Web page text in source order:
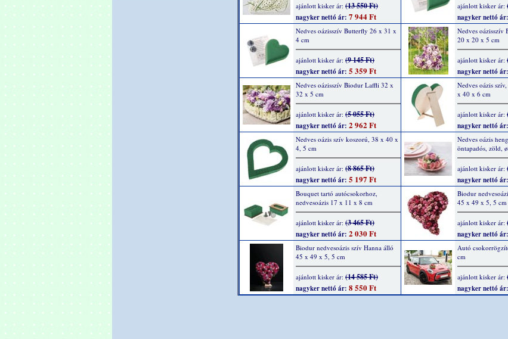
ajánlott kisker ár: (13 550 Ft)
nagyker nettó ár: 7 944 Ft
ajánlott kisker ár:
nagyker nettó ár:
Nedves oázisszív Butterfly 26 x 31 x
4 cm
ajánlott kisker ár: (9 145 Ft)
nagyker nettó ár: 5 359 Ft
Nedves
20 x 20 x 5 cm
ajánlott kisker ár:
nagyker nettó ár:
Nedves oázisszív Biodur Laffli 32 x
32 x 5 cm
ajánlott kisker ár: (5 055 Ft)
nagyker nettó ár: 2 962 Ft
Nedves oázis
x 40 x 6 cm
ajánlott kisker ár:
nagyker nettó ár:
Nedves oázis szív koszorú, 38 x 40 x
4, 5 cm
ajánlott kisker ár: (8 865 Ft)
nagyker nettó ár: 5 197 Ft
Nedves oázis
öntapadós, zöld,
ajánlott kisker ár:
nagyker nettó ár:
Bouquet tartó autócsokorhoz,
nedvesoázis 17 x 11 x 8 cm
ajánlott kisker ár: (3 465 Ft)
nagyker nettó ár: 2 030 Ft
Biodur
45 x 49 x 5, 5 cm
ajánlott kisker ár:
nagyker nettó ár:
Biodur nedvesoázis szív Hanna álló
45 x 49 x 5, 5 cm
ajánlott kisker ár: (14 585 Ft)
nagyker nettó ár: 8 550 Ft
Autó
cm
ajánlott kisker ár:
nagyker nettó ár: